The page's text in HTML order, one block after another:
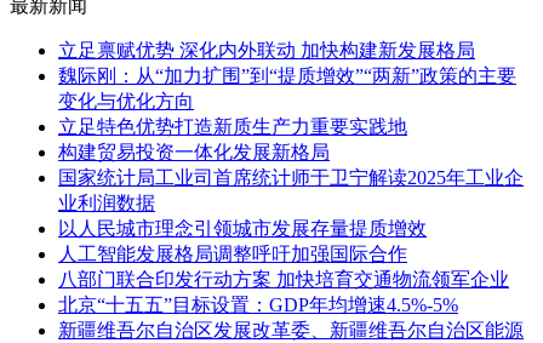
最新新闻
立足禀赋优势 深化内外联动 加快构建新发展格局
魏际刚：从“加力扩围”到“提质增效”“两新”政策的主要
变化与优化方向
立足特色优势打造新质生产力重要实践地
构建贸易投资一体化发展新格局
国家统计局工业司首席统计师于卫宁解读2025年工业企
业利润数据
以人民城市理念引领城市发展存量提质增效
人工智能发展格局调整呼吁加强国际合作
八部门联合印发行动方案 加快培育交通物流领军企业
北京“十五五”目标设置：GDP年均增速4.5%-5%
新疆维吾尔自治区发展改革委、新疆维吾尔自治区能源